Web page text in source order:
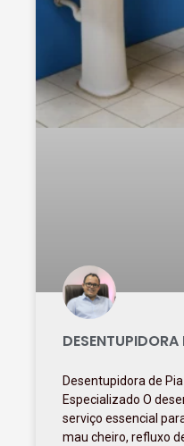
DESENTUPIDORA
Desentupidora de
Especializado O
serviço essencial
mau cheiro, refluxo